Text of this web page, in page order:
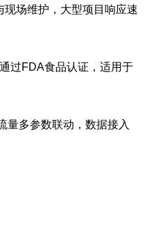
场维护，大型项目响应速
过FDA食品认证，适用于
量多参数联动，数据接入